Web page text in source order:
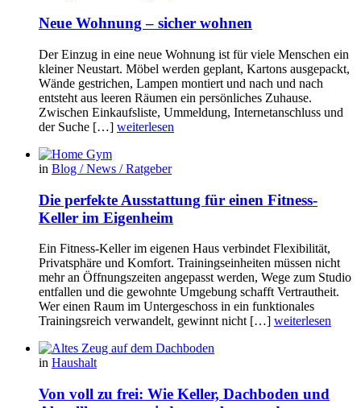
Neue Wohnung – sicher wohnen
Der Einzug in eine neue Wohnung ist für viele Menschen ein
kleiner Neustart. Möbel werden geplant, Kartons ausgepackt,
Wände gestrichen, Lampen montiert und nach und nach
entsteht aus leeren Räumen ein persönliches Zuhause.
Zwischen Einkaufsliste, Ummeldung, Internetanschluss und
der Suche […] weiterlesen
in Blog / News / Ratgeber
Die perfekte Ausstattung für einen Fitness-
Keller im Eigenheim
Ein Fitness-Keller im eigenen Haus verbindet Flexibilität,
Privatsphäre und Komfort. Trainingseinheiten müssen nicht
mehr an Öffnungszeiten angepasst werden, Wege zum Studio
entfallen und die gewohnte Umgebung schafft Vertrautheit.
Wer einen Raum im Untergeschoss in ein funktionales
Trainingsreich verwandelt, gewinnt nicht […] weiterlesen
in Haushalt
Von voll zu frei: Wie Keller, Dachboden und